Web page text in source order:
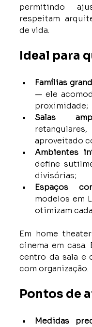
permitindo
respeitam
de vida.
Ideal para
Famílias
— ele
proximidade;
Salas
aproveitado
Ambientes
define
divisórias;
Espaços
modelos em
otimizam
Em home
cinema em casa.
centro da sala e
com organização.
Pontos de
Medidas